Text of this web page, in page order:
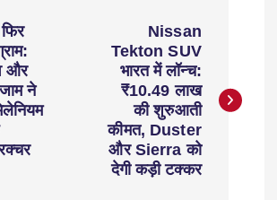
और
ने
Nissan
Tekton SUV
भारत में लॉन्च:
₹10.49 लाख
की शुरुआती
कीमत, Duster
और Sierra को
देगी कड़ी टक्कर